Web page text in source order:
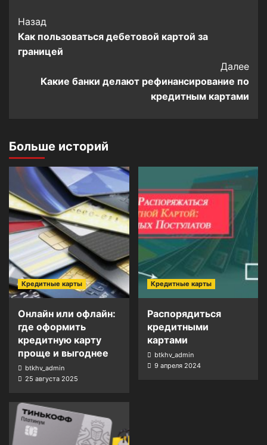
Post
Navigation
Назад
Как пользоваться дебетовой картой за
границей
Далее
Какие банки делают рефинансирование по
кредитным картами
Больше историй
Кредитные карты
Онлайн или офлайн:
где оформить
кредитную карту
проще и выгоднее
btkhv_admin
25 августа 2025
Кредитные карты
Распорядиться
кредитными
картами
btkhv_admin
9 апреля 2024